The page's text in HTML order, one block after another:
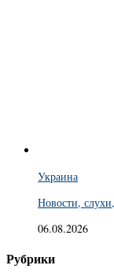
Украина
Новости,
06.08.2026
Рубрики